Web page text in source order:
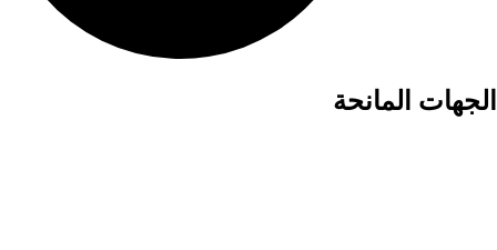
الجهات المانحة